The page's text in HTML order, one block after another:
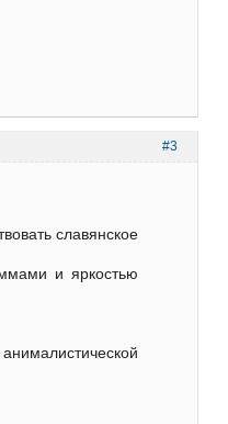
#3
славянское
и яркостью